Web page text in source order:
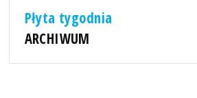
Płyta tygodnia
ARCHIWUM